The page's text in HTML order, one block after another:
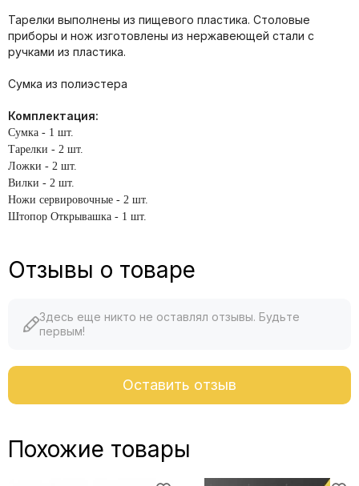
Тарелки выполнены из пищевого пластика. Столовые
приборы и нож изготовлены из нержавеющей стали с
ручками из пластика.
Сумка из полиэстера
Комплектация:
Сумка - 1 шт.
Тарелки - 2 шт.
Ложки - 2 шт.
Вилки - 2 шт.
Ножи сервировочные - 2 шт.
Штопор Открывашка - 1 шт.
Отзывы о товаре
Здесь еще никто не оставлял отзывы. Будьте
первым!
Оставить отзыв
Похожие товары